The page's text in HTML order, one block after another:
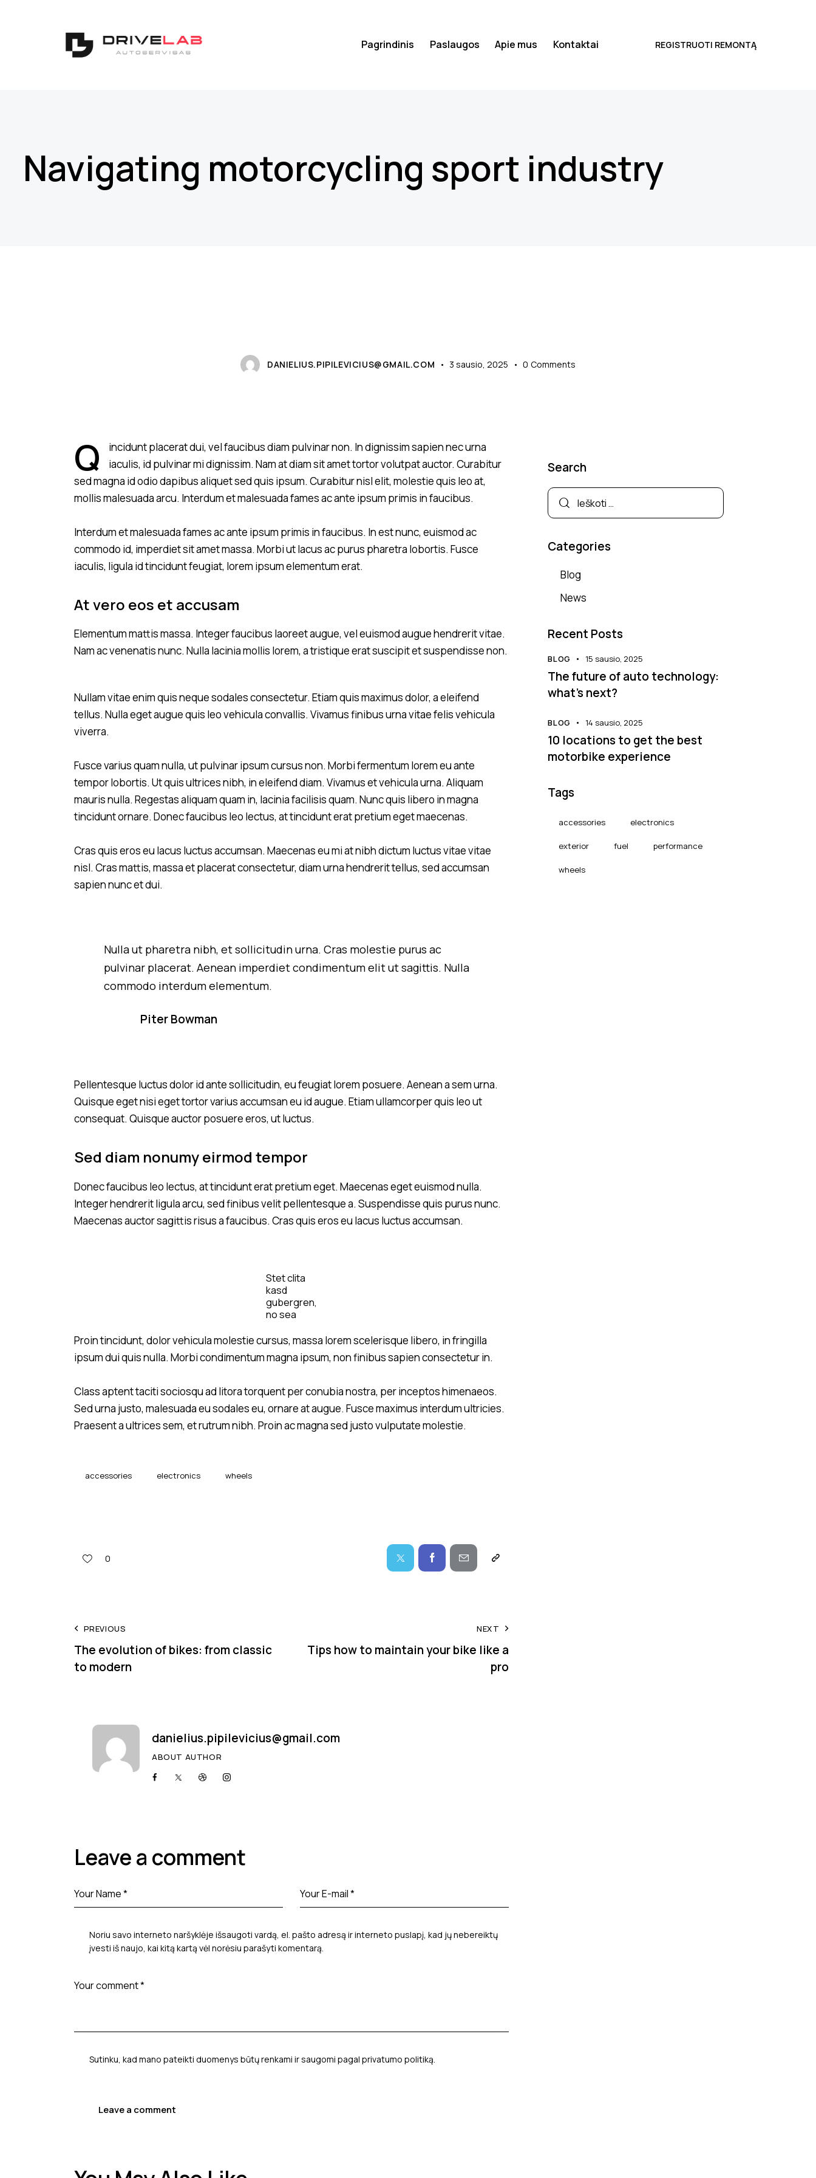
Pagrindinis Paslaugos Apie mus Kontaktai REGISTRUOTI REMONTĄ
Navigating motorcycling sport industry
DANIELIUS.PIPILEVICIUS@GMAIL.COM 3 sausio, 2025 0 Comments
Q
incidunt placerat dui, vel faucibus diam pulvinar non. In dignissim sapien nec urna
iaculis, id pulvinar mi dignissim. Nam at diam sit amet tortor volutpat auctor. Curabitur
sed magna id odio dapibus aliquet sed quis ipsum. Curabitur nisl elit, molestie quis leo at,
mollis malesuada arcu. Interdum et malesuada fames ac ante ipsum primis in faucibus.
Interdum et malesuada fames ac ante ipsum primis in faucibus. In est nunc, euismod ac
commodo id, imperdiet sit amet massa. Morbi ut lacus ac purus pharetra lobortis. Fusce
iaculis, ligula id tincidunt feugiat, lorem ipsum elementum erat.
At vero eos et accusam
Elementum mattis massa. Integer faucibus laoreet augue, vel euismod augue hendrerit vitae.
Nam ac venenatis nunc. Nulla lacinia mollis lorem, a tristique erat suscipit et suspendisse non.
Nullam vitae enim quis neque sodales consectetur. Etiam quis maximus dolor, a eleifend
tellus. Nulla eget augue quis leo vehicula convallis. Vivamus finibus urna vitae felis vehicula
viverra.
Fusce varius quam nulla, ut pulvinar ipsum cursus non. Morbi fermentum lorem eu ante
tempor lobortis. Ut quis ultrices nibh, in eleifend diam. Vivamus et vehicula urna. Aliquam
mauris nulla. Regestas aliquam quam in, lacinia facilisis quam. Nunc quis libero in magna
tincidunt ornare. Donec faucibus leo lectus, at tincidunt erat pretium eget maecenas.
Cras quis eros eu lacus luctus accumsan. Maecenas eu mi at nibh dictum luctus vitae vitae
nisl. Cras mattis, massa et placerat consectetur, diam urna hendrerit tellus, sed accumsan
sapien nunc et dui.
Nulla ut pharetra nibh, et sollicitudin urna. Cras molestie purus ac
pulvinar placerat. Aenean imperdiet condimentum elit ut sagittis. Nulla
commodo interdum elementum.
Piter Bowman
Pellentesque luctus dolor id ante sollicitudin, eu feugiat lorem posuere. Aenean a sem urna.
Quisque eget nisi eget tortor varius accumsan eu id augue. Etiam ullamcorper quis leo ut
consequat. Quisque auctor posuere eros, ut luctus.
Sed diam nonumy eirmod tempor
Donec faucibus leo lectus, at tincidunt erat pretium eget. Maecenas eget euismod nulla.
Integer hendrerit ligula arcu, sed finibus velit pellentesque a. Suspendisse quis purus nunc.
Maecenas auctor sagittis risus a faucibus. Cras quis eros eu lacus luctus accumsan.
Stet clita
kasd
gubergren,
no sea
est labore
et dolore
byKevin
Proin tincidunt, dolor vehicula molestie cursus, massa lorem scelerisque libero, in fringilla
ipsum dui quis nulla. Morbi condimentum magna ipsum, non finibus sapien consectetur in.
Class aptent taciti sociosqu ad litora torquent per conubia nostra, per inceptos himenaeos.
Sed urna justo, malesuada eu sodales eu, ornare at augue. Fusce maximus interdum ultricies.
Praesent a ultrices sem, et rutrum nibh. Proin ac magna sed justo vulputate molestie.
accessories electronics wheels
0
PREVIOUS
The evolution of bikes: from classic
to modern
NEXT
Tips how to maintain your bike like a
pro
danielius.pipilevicius@gmail.com
ABOUT AUTHOR
Leave a comment
Noriu savo interneto naršyklėje išsaugoti vardą, el. pašto adresą ir interneto puslapį, kad jų nebereiktų
įvesti iš naujo, kai kitą kartą vėl norėsiu parašyti komentarą.
Sutinku, kad mano pateikti duomenys būtų renkami ir saugomi pagalprivatumo politiką.
Search
Categories
Blog
News
Recent Posts
BLOG 15 sausio, 2025
The future of auto technology:
what’s next?
BLOG 14 sausio, 2025
10 locations to get the best
motorbike experience
Tags
accessories electronics
exterior fuel performance
wheels